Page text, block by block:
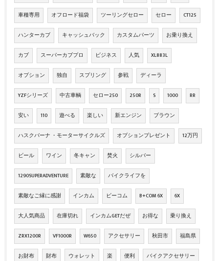
車種専用 オフロード福袋 ツーリングセロー セロー CT125
ハンターカブ キャッシュバック カスタムパーツ お乗り換え
カブ スーパーカブプロ ビジネス 人気 XL883L
オプション 独自 スプリング 参戦 ディーラ
YZFシリーズ 中古車輌 セロー250 250R S 1000 RR
安い 110 遊べる 楽しい 新エンジン ブラウン
ハスクバーナ ・モーターサイクルズ オプションプレゼント 12万円
ビール ワイン 冬キャン 焚火 シルバー
1290SUPERADVENTURE 素敵な バイクライフを
素敵なご縁に感謝 インカム ビーコム B+COM 6X 6X
大人気商品 在庫切れ インカムGETだぜ お得な 乗り換え
ZRX1200R VF1000R W650 アクセサリー 秋田市 福島県
お財布 財布 ウォレット 楽 便利 バイクアクセサリー